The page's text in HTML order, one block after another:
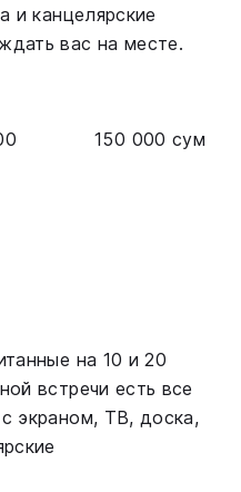
и канцелярские
вас на месте.
150 000 сум
на 10 и 20
встречи есть все
экраном, ТВ, доска,